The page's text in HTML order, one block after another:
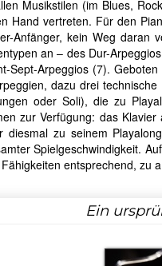
Musikstilen (im Blues,
Hand vertreten. Für den
Anfänger, kein Weg daran
an – des Dur-
Sept-Arpeggios (7).
dazu drei
oder Soli), die zu
zur Verfügung: das
diesmal zu seinem
Spielgeschwindigkeit.
entsprechend, zu
Ein